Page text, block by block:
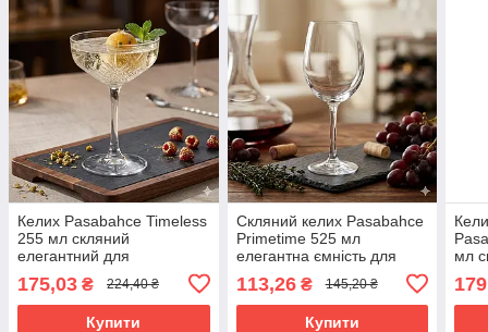
Келих Pasabahce Timeless
255 мл скляний
елегантний для
шампанського та ігристого
вина 440236/sl-6
175,03 ₴ 224,40 ₴
Купити
Скляний келих Pasabahce
Primetime 525 мл
елегантна ємність для
червоного вина (44984/sl-
6)
113,26₴ 145,20 ₴
Купити
мл